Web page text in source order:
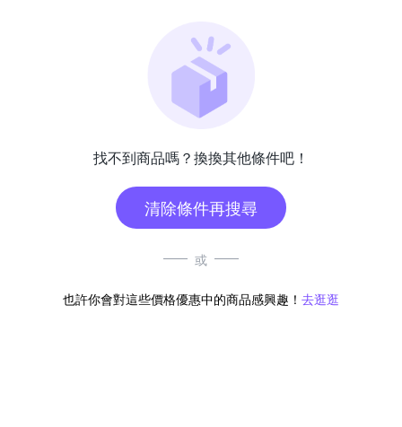
找不到商品嗎？換換其他條件吧！
清除條件再搜尋
或
也許你會對這些價格優惠中的商品感興趣！ 去逛逛